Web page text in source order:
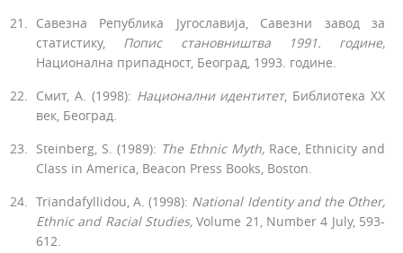
Савезна Република Југославија, Савезни завод за
статисти­ку, Попис становништва 1991. године,
Национална припад­ност, Београд, 1993. године.
Смит, А. (1998): Национални идентитет, Библиотека XX
век, Београд.
Steinberg, S. (1989): The Ethnic Myth,Race, Ethnicity and
Class in America, Beacon Press Books, Boston.
Triandafyllidou, A. (1998): National Identity and the Other,
Ethnic and Racial Studies, Volume 21, Number 4 July, 593-
612.